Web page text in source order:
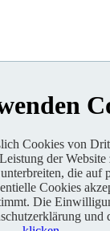
Cookies von
der
die auf
Cookies
Die